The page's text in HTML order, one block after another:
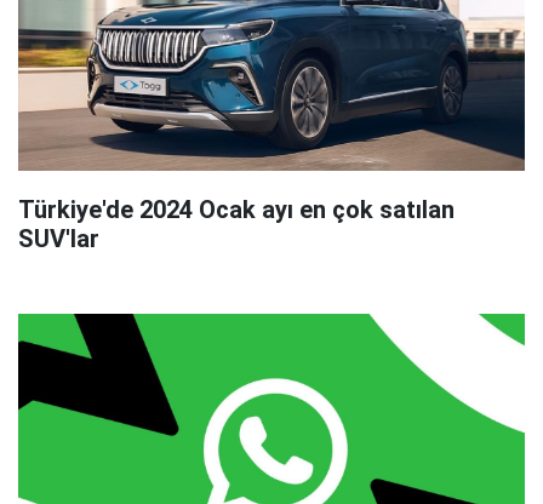
Türkiye'de 2024 Ocak ayı en çok satılan
SUV'lar